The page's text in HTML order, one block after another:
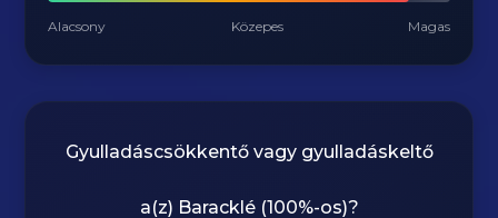
Alacsony Közepes Magas
Gyulladáscsökkentő vagy gyulladáskeltő
a(z) Baracklé (100%-os)?